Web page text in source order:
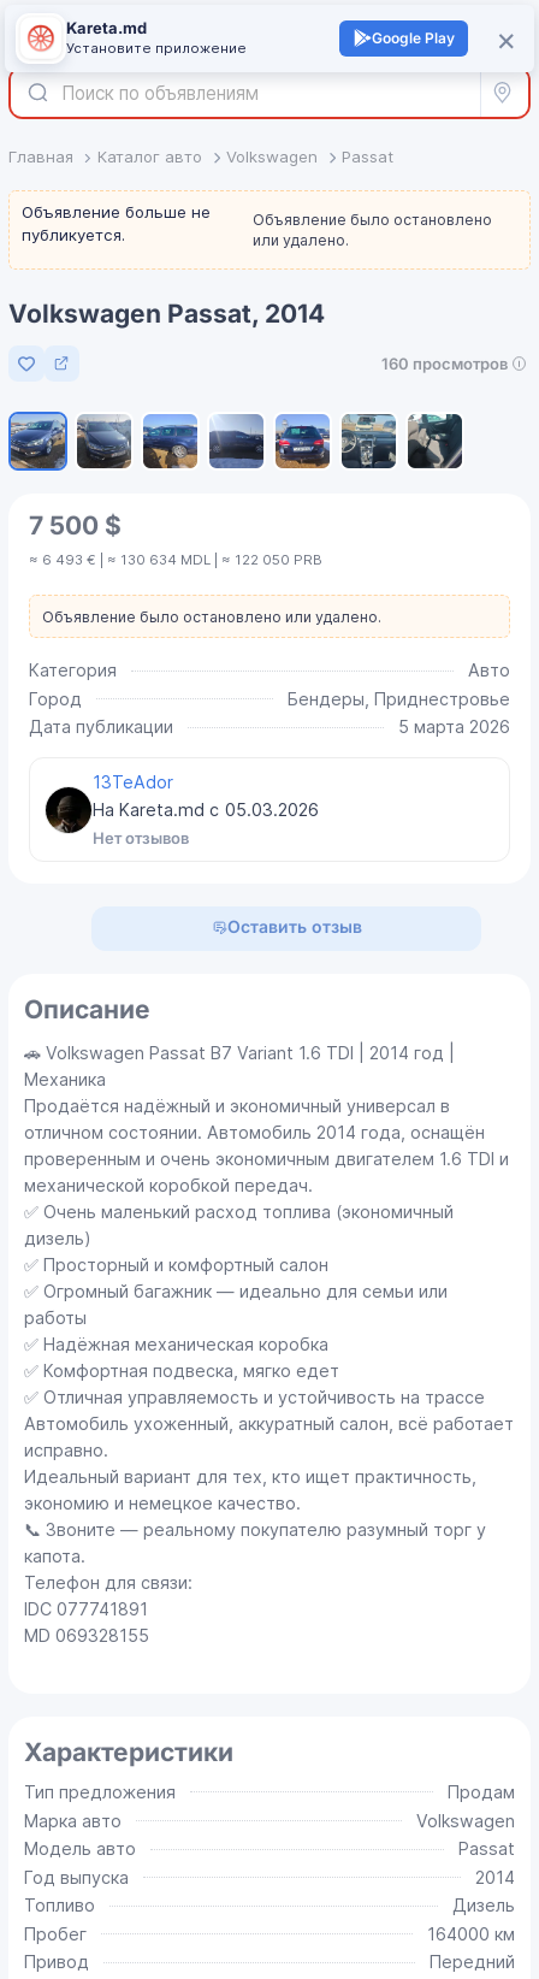
Войти +
Все
Главная Каталог авто Volkswagen Passat
Объявление больше не
публикуется.
Объявление было остановлено
или удалено.
Volkswagen Passat, 2014
Добавить в избранное
160 просмотров
7 500 $
≈ 6 493 € | ≈ 130 634 MDL | ≈ 122 050 PRB
Объявление было остановлено или удалено.
Категория
Авто
Город
Бендеры, Приднестровье
Дата публикации
5 марта 2026
13TeAdor
На Kareta.md с 05.03.2026
Нет отзывов
Оставить отзыв
Описание
🚗 Volkswagen Passat B7 Variant 1.6 TDI | 2014 год |
Механика
Продаётся надёжный и экономичный универсал в
отличном состоянии. Автомобиль 2014 года, оснащён
проверенным и очень экономичным двигателем 1.6 TDI и
механической коробкой передач.
✅ Очень маленький расход топлива (экономичный
дизель)
✅ Просторный и комфортный салон
✅ Огромный багажник — идеально для семьи или
работы
✅ Надёжная механическая коробка
✅ Комфортная подвеска, мягко едет
✅ Отличная управляемость и устойчивость на трассе
Автомобиль ухоженный, аккуратный салон, всё работает
исправно.
Идеальный вариант для тех, кто ищет практичность,
экономию и немецкое качество.
📞 Звоните — реальному покупателю разумный торг у
капота.
Телефон для связи:
IDC 077741891
MD 069328155
Характеристики
Тип предложения
Продам
Марка авто
Volkswagen
Модель авто
Passat
Год выпуска
2014
Топливо
Дизель
Пробег
164000 км
Привод
Передний
×
Kareta.md
Установите приложение
Google Play